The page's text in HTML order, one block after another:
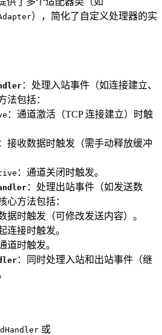
），简化了自定义处理器的实
：处理入站事件（如连接建立、
法包括：
：通道激活（TCP 连接建立）时触
：接收数据时触发（需手动释放缓冲
：通道关闭时触发。
：处理出站事件（如发送数
心方法包括：
据时触发（可修改发送内容）。
连接时触发。
道时触发。
：同时处理入站和出站事件（继
或